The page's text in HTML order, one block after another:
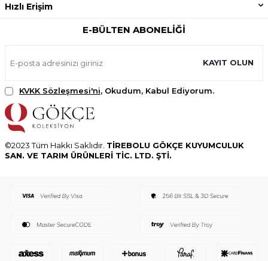
Hızlı Erişim
E-BÜLTEN ABONELIĞI
KAYIT OLUN
KVKK Sözleşmesi'ni, Okudum, Kabul Ediyorum.
©2023 Tüm Hakkı Saklıdır. TİREBOLU GÖKÇE KUYUMCULUK
SAN. VE TARIM ÜRÜNLERİ TİC. LTD. ŞTİ.